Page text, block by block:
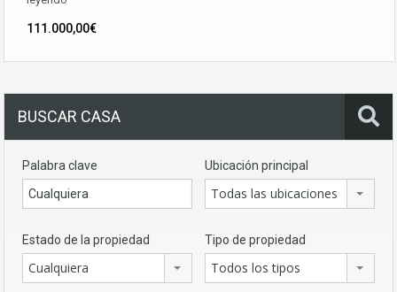
111.000,00€
BUSCAR CASA
Palabra clave Ubicación principal
Todas las ubicaciones
Estado de la propiedad
Cualquiera
Tipo de propiedad
Todos los tipos